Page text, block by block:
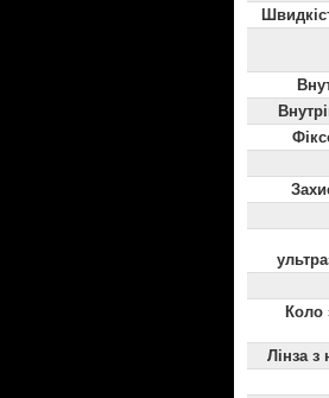
Коло
Лінза з